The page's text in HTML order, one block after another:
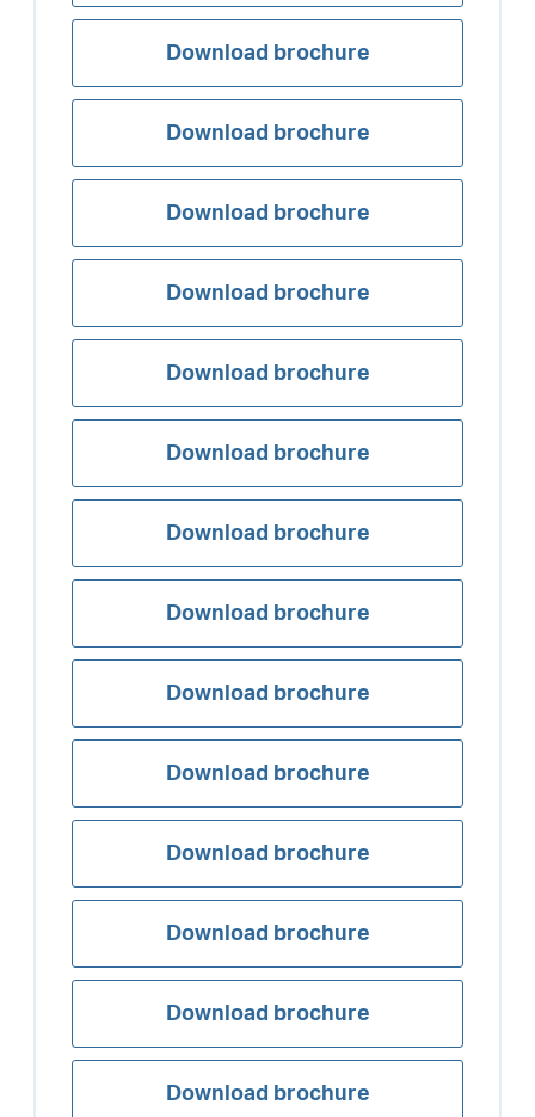
Download brochure
Download brochure
Download brochure
Download brochure
Download brochure
Download brochure
Download brochure
Download brochure
Download brochure
Download brochure
Download brochure
Download brochure
Download brochure
Download brochure